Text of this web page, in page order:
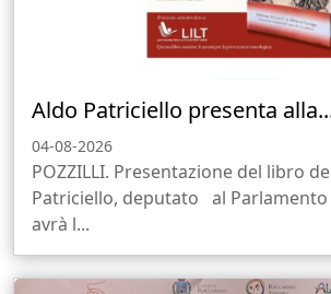
Aldo Patriciello presenta
04-08-2026
POZZILLI. Presentazione del libro
Patriciello, deputato al Parlamento
avrà l...